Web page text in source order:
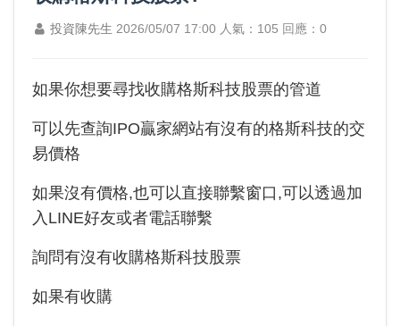
投資陳先生 2026/05/07 17:00 人氣：105 回應：0
如果你想要尋找收購格斯科技股票的管道
可以先查詢IPO贏家網站有沒有的格斯科技的交
易價格
如果沒有價格,也可以直接聯繫窗口,可以透過加
入LINE好友或者電話聯繫
詢問有沒有收購格斯科技股票
如果有收購